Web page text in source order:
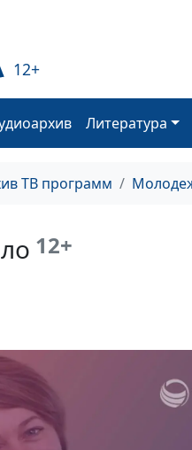
12+
Литература
ТВ программ
12+